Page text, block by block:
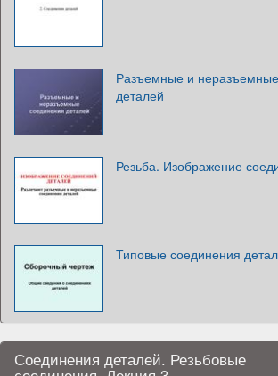
Разъемные и
деталей
Резьба. Изображение
Типовые соединения
Соединения деталей. Резьбовые